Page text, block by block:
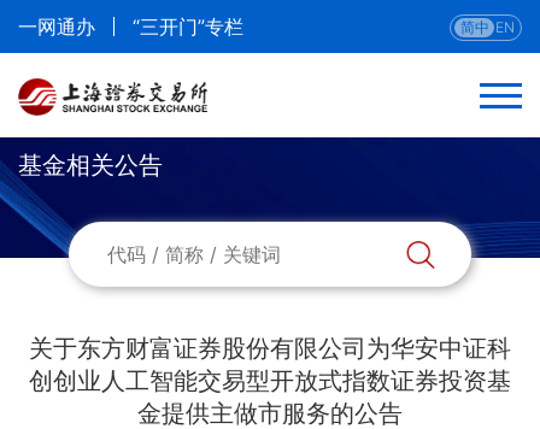
一网通办 “三开门”专栏 简中 EN
基金相关公告
关于东方财富证券股份有限公司为华安中证科
创创业人工智能交易型开放式指数证券投资基
金提供主做市服务的公告